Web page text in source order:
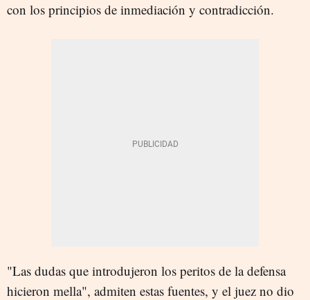
con los principios de inmediación y contradicción.
"Las dudas que introdujeron los peritos de la defensa
hicieron mella", admiten estas fuentes, y el juez no dio